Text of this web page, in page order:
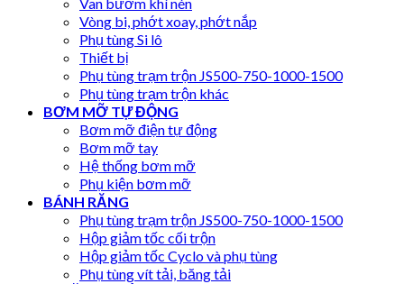
Vòng bi, phớt xoay, phớt nắp
Phụ tùng Si lô
Thiết bị
Phụ tùng trạm trộn JS500-750-1000-1500
Phụ tùng trạm trộn khác
BƠM MỠ TỰ ĐỘNG
Bơm mỡ điện tự động
Bơm mỡ tay
Hệ thống bơm mỡ
Phụ kiện bơm mỡ
BÁNH RĂNG
Phụ tùng trạm trộn JS500-750-1000-1500
Hộp giảm tốc cối trộn
Hộp giảm tốc Cyclo và phụ tùng
Phụ tùng vít tải, băng tải